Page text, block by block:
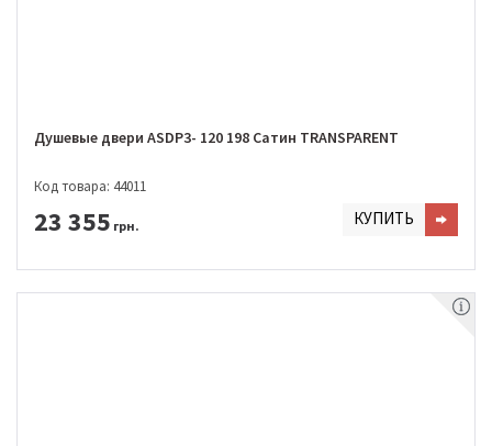
Душевые двери ASDP3- 120 198 Сатин TRANSPARENT
Код товара: 44011
23 355 грн. КУПИТЬ